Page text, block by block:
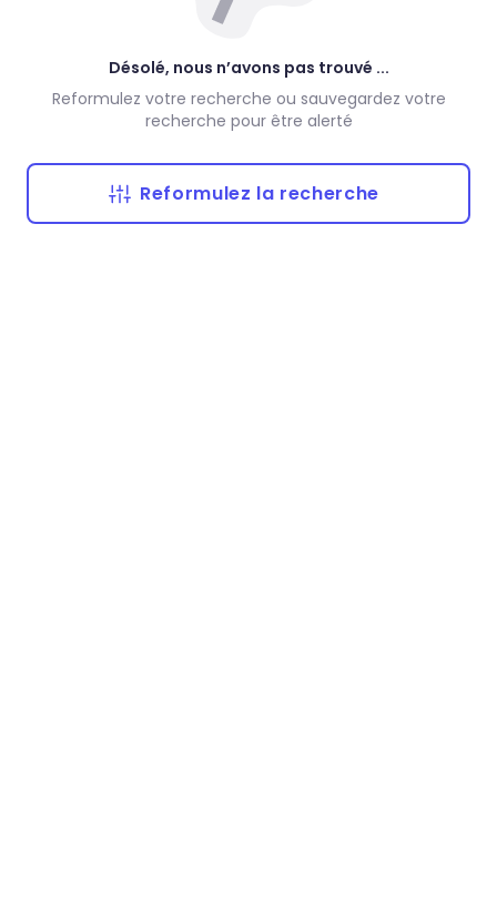
Désolé, nous n’avons pas trouvé ...
Reformulez votre recherche ou sauvegardez votre
recherche pour être alerté
Reformulez la recherche